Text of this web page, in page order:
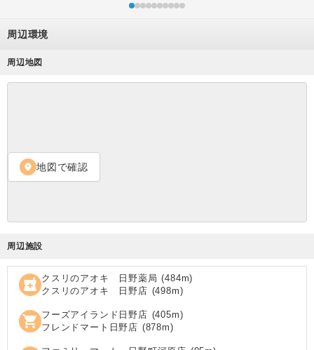
周辺環境
周辺地図
location_on 地図で確認
周辺施設
local_pharmacy クスリのアオキ 日野薬局 (484m)
クスリのアオキ 日野店 (498m)
shopping_cart フーズアイランド日野店 (405m)
フレンドマート日野店 (878m)